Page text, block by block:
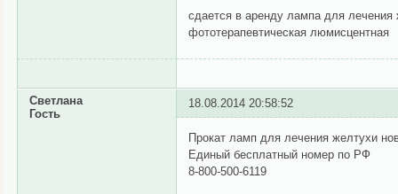
сдается в аренду лампа для лечения
фототерапевтическая люмисцентная
Светлана
Гость
18.08.2014 20:58:52
Прокат ламп для лечения желтухи
Единый бесплатный номер по РФ
8-800-500-6119